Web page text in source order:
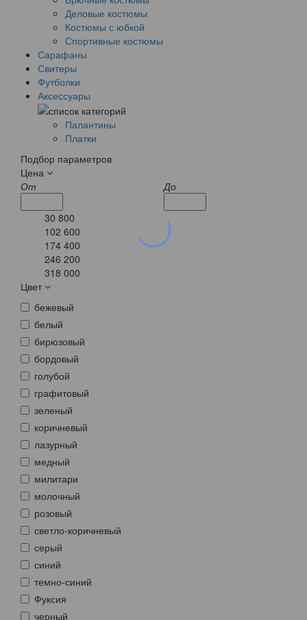
Деловые костюмы
Костюмы с юбкой
Спортивные костюмы
Сарафаны
Свитеры
Футболки
Аксессуары
Палантины
Платки
Подбор параметров
Цена
От
До
30 800
102 600
174 400
246 200
318 000
Цвет
бежевый
белый
бирюзовый
бордовый
голубой
графитовый
зеленый
коричневый
лазурный
медный
милитари
молочный
розовый
светло-коричневый
серый
синий
темно-синий
Фуксия
черный